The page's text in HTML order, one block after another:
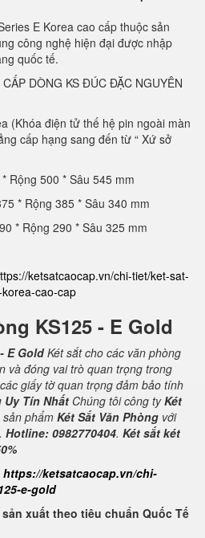
E Korea cao cấp thuộc sản
công nghệ hiện đại được nhập
quốc tế.
DÒNG KS ĐÚC ĐẶC NGUYÊN
(Khóa điện tử thế hệ pin ngoài màn
cấp hạng sang đến từ “ Xứ sở
Rộng 500 * Sâu 545 mm
* Rộng 385 * Sâu 340 mm
* Rộng 290 * Sâu 325 mm
ketsatcaocap.vn/chi-tiet/ket-sat-
cao-cap
KS125 - E Gold
E GoldKét sắt cho các văn phòng
và đóng vai trò quan trọng trong
giấy tờ quan trọng đảm bảo tính
Uy Tín Nhất Chúng tôi công tyKét
phẩm Két Sắt Văn Phòng với
Hotline: 0982770404. Két sắt két
https://ketsatcaocap.vn/chi-
e-gold
sản xuất theo tiêu chuẩn Quốc Tế